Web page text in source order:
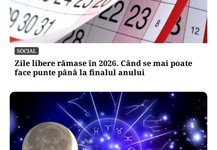
SOCIAL
Zile libere rămase în 2026. Când se mai poate
face punte până la finalul anului